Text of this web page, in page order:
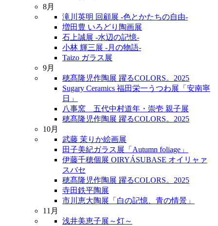
8月
滝川英明 回顧展 -色とかたちの自由-
増田豊 いろどり陶画展
石上誠展 -水辺の記憶-
小林 輝三展 -月の物語-
Taizo ガラス展
9月
穂髙隆児作陶展 躍るCOLORS。2025
Sugary Ceramics 福田栄一うつわ展「安南寧
日」
八事窯 五代中村道年・崇壱 親子展
穂髙隆児作陶展 躍るCOLORS。2025
10月
武藤 茉りか絵画展
田子美紀ガラス展「Autumn foliage」
伊藤千穂個展 OIRYÁSUBASE オイリャァ
スバセ
穂髙隆児作陶展 躍るCOLORS。2025
寺田鉄平陶展
市川恵大陶展「白の記憶、青の情景」
11月
浅井美恵子展～灯～